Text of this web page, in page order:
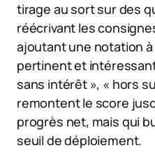
tirage au sort sur des
réécrivant les
ajoutant une notation
pertinent et
sans intérêt », « hors
remontent le score
progrès net, mais qui
seuil de déploiement.